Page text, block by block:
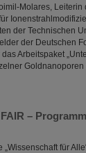
Molares,
der Technischen
der Deutschen
Arbeitspaket
Goldnanoporen
–
„Wissenschaft für